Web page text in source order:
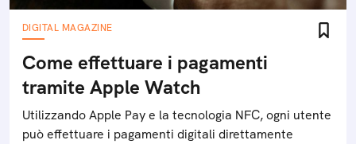
DIGITAL MAGAZINE
Come effettuare i pagamenti
tramite Apple Watch
Utilizzando Apple Pay e la tecnologia NFC, ogni utente
può effettuare i pagamenti digitali direttamente